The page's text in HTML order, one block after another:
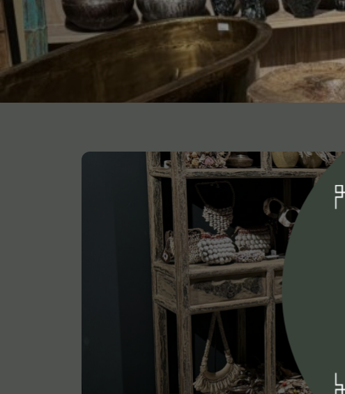
Salontafel
Eettafel
Wandtafel
Onderstel
Bank gestoffeerd